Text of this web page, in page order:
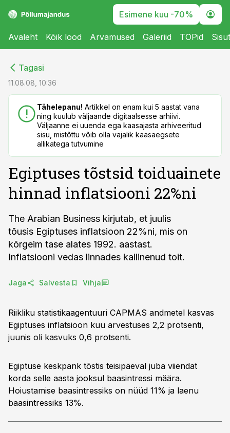
Esimene kuu -70%
Avaleht Kõik lood Arvamused Galeriid TOPid
Tagasi
11.08.08, 10:36
Tähelepanu! Artikkel on enam kui 5 aastat vana
ning kuulub väljaande digitaalsesse arhiivi.
Väljaanne ei uuenda ega kaasajasta arhiveeritud
sisu, mistõttu võib olla vajalik kaasaegsete
allikatega tutvumine
Egiptuses tõstsid toiduainete
hinnad inflatsiooni 22%ni
The Arabian Business kirjutab, et juulis
tõusis Egiptuses inflatsioon 22%ni, mis on
kõrgeim tase alates 1992. aastast.
Inflatsiooni vedas linnades kallinenud toit.
Jaga Salvesta Vihja
Riikliku statistikaagentuuri CAPMAS andmetel kasvas
Egiptuses inflatsioon kuu arvestuses 2,2 protsenti,
juunis oli kasvuks 0,6 protsenti.
Egiptuse keskpank tõstis teisipäeval juba viiendat
korda selle aasta jooksul baasintressi määra.
Hoiustamise baasintressiks on nüüd 11% ja laenu
baasintressiks 13%.